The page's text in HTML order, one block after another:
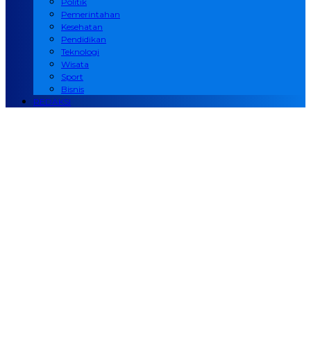
Pemerintahan
Kesehatan
Pendidikan
Teknologi
Wisata
Sport
Bisnis
REDAKSI